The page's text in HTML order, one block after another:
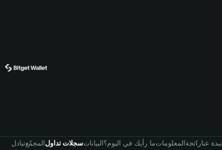
تبادلالمجمّعسجلات تداولالبياناتما رأيك في اليوم؟المعلوماترائجةنبذة عنا